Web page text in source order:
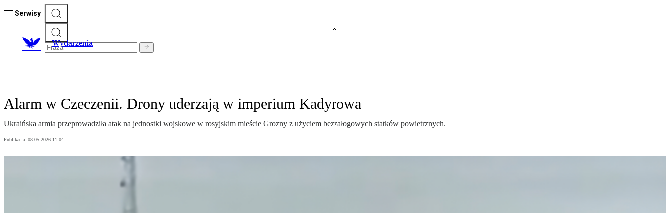
Serwisy
Wydarzenia
Alarm w Czeczenii. Drony uderzają w imperium Kadyrowa
Ukraińska armia przeprowadziła atak na jednostki wojskowe w rosyjskim mieście Grozny z użyciem bezzałogowych statków powietrznych.
Publikacja: 08.05.2026 11:04